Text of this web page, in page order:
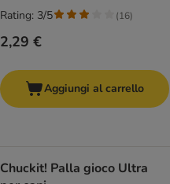
2,29 €
Rating: 3/5 (16)
Aggiungi al carrello
Chuckit! Palla gioco Ultra